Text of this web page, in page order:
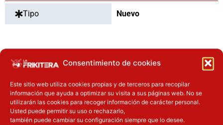
Consentimiento de cookies
Este sitio web utiliza cookies propias y de terceros para recopilar
información que ayuda a optimizar su visita a sus páginas web. No se
utilizarán las cookies para recoger información de carácter personal.
Usted puede permitir su uso o rechazarlo,
también puede cambiar su configuración siempre que lo desee.
Tipo Nuevo
OTROS PRODUCTOS QUE TE
PUEDEN INTERESAR
Inicie sesión
El precio original era: 37.90€.
El precio actual es: 30.32€. El precio original era: 40.90€.
El precio actual es: 32.72€.